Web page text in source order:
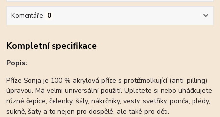
Komentáře 0
Kompletní specifikace
Popis:
Příze Sonja je 100 % akrylová příze s protižmolkující (anti-pilling)
úpravou. Má velmi universální použití. Upletete si nebo uháčkujete
různé čepice, čelenky, šály, nákrčníky, vesty, svetříky, ponča, plédy,
sukně, šaty a to nejen pro dospělé, ale také pro děti.